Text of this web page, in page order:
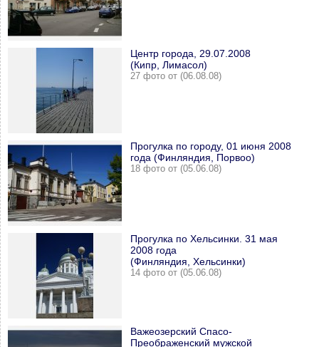
Центр города, 29.07.2008
(Кипр, Лимасол)
27 фото от (06.08.08)
Прогулка по городу, 01 июня 2008
года (Финляндия, Порвоо)
18 фото от (05.06.08)
Прогулка по Хельсинки. 31 мая
2008 года
(Финляндия, Хельсинки)
14 фото от (05.06.08)
Важеозерский Спасо-
Преображенский мужской